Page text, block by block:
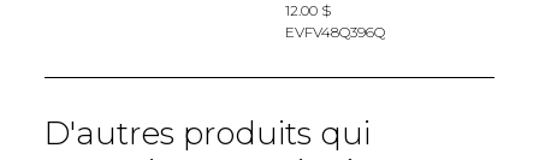
12.00 $
EVFV48Q396Q
D'autres produits qui